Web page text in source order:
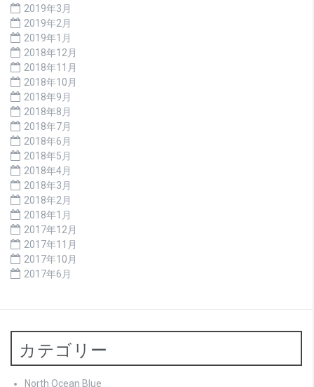
2019年3月
2019年2月
2019年1月
2018年12月
2018年11月
2018年10月
2018年9月
2018年8月
2018年7月
2018年6月
2018年5月
2018年4月
2018年3月
2018年2月
2018年1月
2017年12月
2017年11月
2017年10月
2017年6月
カテゴリー
North Ocean Blue